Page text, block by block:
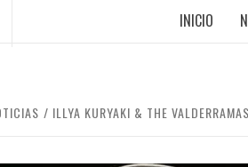
INICIO
ILLYA KURYAKI & THE